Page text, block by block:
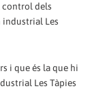
control dels
industrial Les
i que és la que hi
Les Tàpies